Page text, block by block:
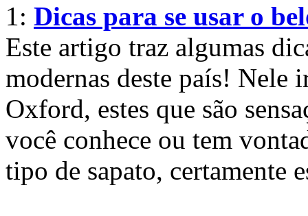
1: Dicas para se usar o
Este artigo traz algumas
modernas deste país! Nele
Oxford, estes que são
você conhece ou tem
tipo de sapato, certamente